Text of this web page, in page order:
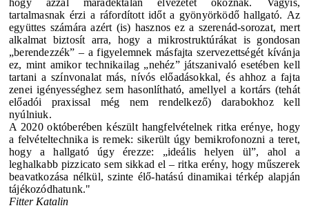
tartalmasnak érzi a ráfordított időt a gyönyörködő hallgató. Az
együttes számára azért (is) hasznos ez a szerenád-sorozat, mert
alkalmat biztosít arra, hogy a mikrostruktúrákat is gondosan
„berendezzék” – a figyelemnek másfajta szervezettségét kívánja
ez, mint amikor technikailag „nehéz” játszanivaló esetében kell
tartani a színvonalat más, nívós előadásokkal, és ahhoz a fajta
zenei igényességhez sem hasonlítható, amellyel a kortárs (tehát
előadói praxissal még nem rendelkező) darabokhoz kell
nyúlniuk.
A 2020 októberében készült hangfelvételnek ritka erénye, hogy
a felvételtechnika is remek: sikerült úgy bemikrofonozni a teret,
hogy a hallgató úgy érezze: „ideális helyen ül”, ahol a
leghalkabb pizzicato sem sikkad el – ritka erény, hogy műszerek
beavatkozása nélkül, szinte élő-hatású dinamikai térkép alapján
tájékozódhatunk."
Fitter Katalin